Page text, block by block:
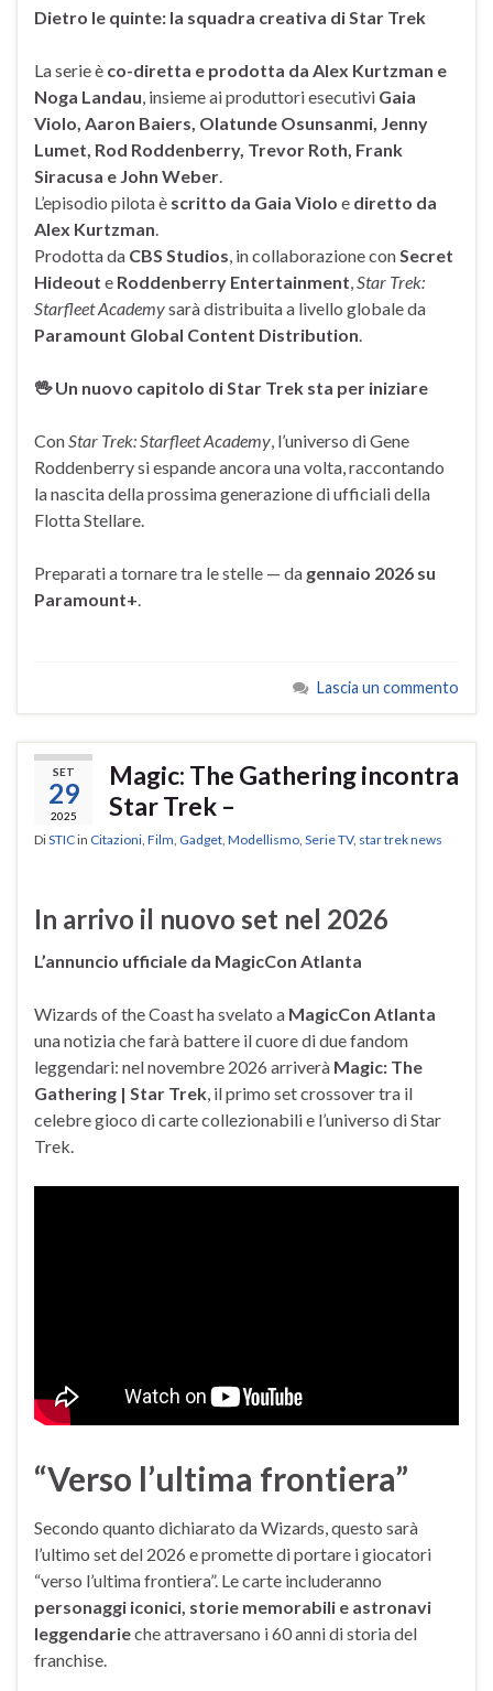
Dietro le quinte: la squadra creativa di Star Trek
La serie è co-diretta e prodotta da Alex Kurtzman e
Noga Landau , insieme ai produttori esecutivi Gaia
Violo, Aaron Baiers, Olatunde Osunsanmi, Jenny
Lumet, Rod Roddenberry, Trevor Roth, Frank
Siracusa e John Weber
L’episodio pilota è scritto da Gaia Violo e diretto da
Alex Kurtzman
Prodotta da CBS Studios , in collaborazione con Secret
Hideout e Roddenberry Entertainment Star Trek:
Starfleet Academysarà distribuita a livello globale da
Paramount Global Content Distribution
🖖 Un nuovo capitolo di Star Trek sta per iniziare
Con Star Trek: Starfleet Academy , l’universo di Gene
Roddenberry si espande ancora una volta, raccontando
la nascita della prossima generazione di ufficiali della
Flotta Stellare.
Preparati a tornare tra le stelle — da gennaio 2026 su
Paramount+
Lascia un commento
SET
29
2025
Magic: The Gathering incontra
Star Trek –
DiSTICin Citazioni Film Gadget Modellismo Serie TV, star trek news
In arrivo il nuovo set nel 2026
L’annuncio ufficiale da MagicCon Atlanta
Wizards of the Coast ha svelato a MagicCon Atlanta
una notizia che farà battere il cuore di due fandom
leggendari: nel novembre 2026 arriverà Magic: The
Gathering | Star Trek , il primo set crossover tra il
celebre gioco di carte collezionabili e l’universo di Star
Trek.
“Verso l’ultima frontiera”
Secondo quanto dichiarato da Wizards, questo sarà
l’ultimo set del 2026 e promette di portare i giocatori
“verso l’ultima frontiera”. Le carte includeranno
personaggi iconici, storie memorabili e astronavi
leggendarieche attraversano i 60 anni di storia del
franchise.